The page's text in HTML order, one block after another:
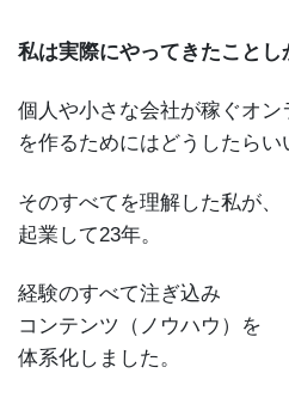
私は実際にやってきたことし
個人や小さな会社が稼ぐオン
を作るためにはどうしたらい
そのすべてを理解した私が、
起業して23年。
経験のすべて注ぎ込み
コンテンツ（ノウハウ）を
体系化しました。